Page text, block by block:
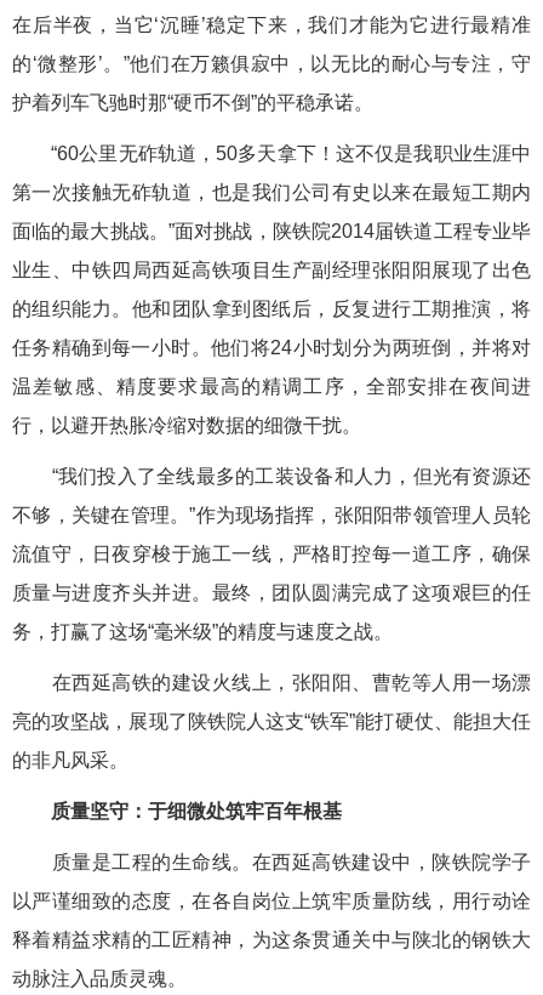
在后半夜，当它‘沉睡’稳定下来，我们才能为它进行最精准
的‘微整形’。”他们在万籁俱寂中，以无比的耐心与专注，守
护着列车飞驰时那“硬币不倒”的平稳承诺。
“60公里无砟轨道，50多天拿下！这不仅是我职业生涯中
第一次接触无砟轨道，也是我们公司有史以来在最短工期内
面临的最大挑战。”面对挑战，陕铁院2014届铁道工程专业毕
业生、中铁四局西延高铁项目生产副经理张阳阳展现了出色
的组织能力。他和团队拿到图纸后，反复进行工期推演，将
任务精确到每一小时。他们将24小时划分为两班倒，并将对
温差敏感、精度要求最高的精调工序，全部安排在夜间进
行，以避开热胀冷缩对数据的细微干扰。
“我们投入了全线最多的工装设备和人力，但光有资源还
不够，关键在管理。”作为现场指挥，张阳阳带领管理人员轮
流值守，日夜穿梭于施工一线，严格盯控每一道工序，确保
质量与进度齐头并进。最终，团队圆满完成了这项艰巨的任
务，打赢了这场“毫米级”的精度与速度之战。
在西延高铁的建设火线上，张阳阳、曹乾等人用一场漂
亮的攻坚战，展现了陕铁院人这支“铁军”能打硬仗、能担大任
的非凡风采。
质量坚守：于细微处筑牢百年根基
质量是工程的生命线。在西延高铁建设中，陕铁院学子
以严谨细致的态度，在各自岗位上筑牢质量防线，用行动诠
释着精益求精的工匠精神，为这条贯通关中与陕北的钢铁大
动脉注入品质灵魂。